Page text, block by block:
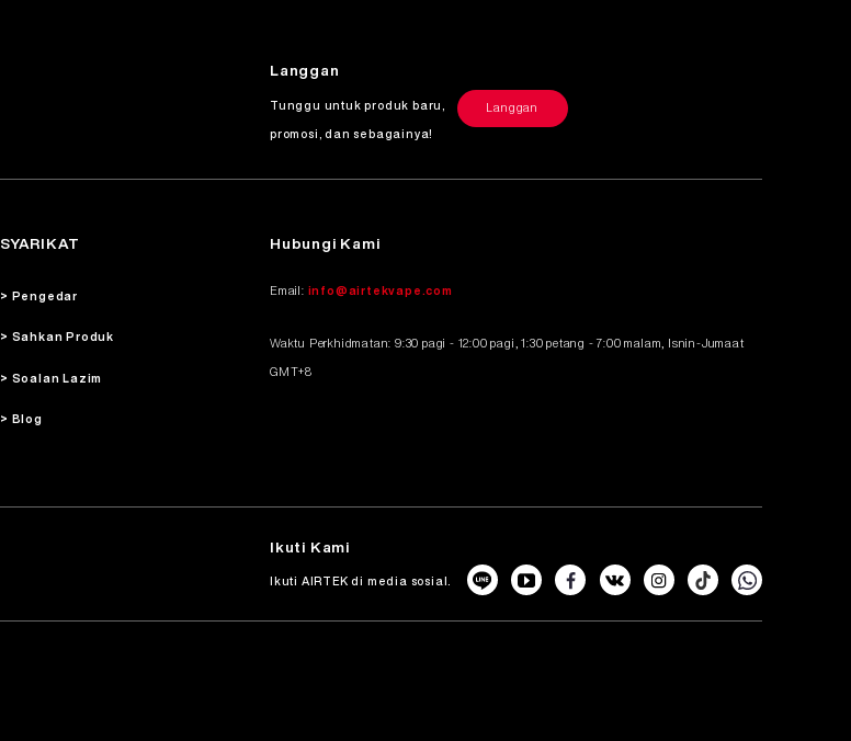
Langgan
Tunggu untuk produk baru,
promosi, dan sebagainya!
Langgan
SYARIKAT
> Pengedar
> Sahkan Produk
> Soalan Lazim
> Blog
Hubungi Kami
Email: info@airtekvape.com
Waktu Perkhidmatan: 9:30 pagi - 12:00 pagi, 1:30 petang - 7:00 malam, Isnin-Jumaat
GMT+8
Ikuti Kami
Ikuti AIRTEK di media sosial.